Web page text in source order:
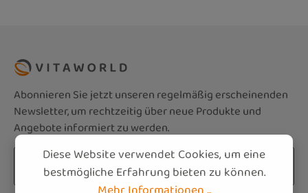
Abonnieren Sie jetzt unseren regelmäßig erscheinenden
Newsletter, um rechtzeitig über neue Produkte und
Angebote informiert zu werden.
E-Mail-Adresse*
Diese Website verwendet Cookies, um eine
bestmögliche Erfahrung bieten zu können.